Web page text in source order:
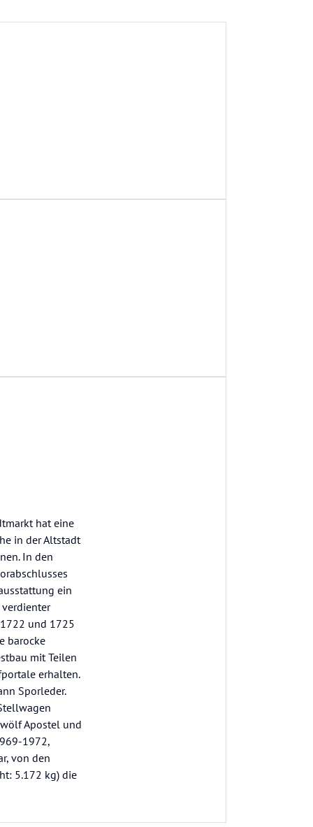
hat eine
in der Altstadt
In den
ein
1722 und 1725
barocke
mit Teilen
erhalten.
Sporleder.
Apostel und
1972,
von den
5.172 kg) die